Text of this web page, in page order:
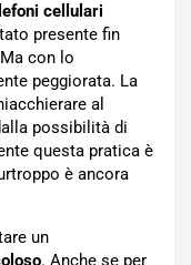
cellulari
presente fin
con lo
peggiorata. La
al
possibilità di
questa pratica è
è ancora
un
. Anche se per